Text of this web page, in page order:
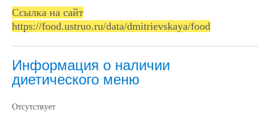
Ссылка на сайт
https://food.ustruo.ru/data/dmitrievskaya/food
Информация о наличии
диетического меню
Отсутствует